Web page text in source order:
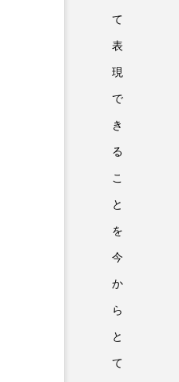
て
表
現
で
き
る
こ
と
を
今
か
ら
と
て